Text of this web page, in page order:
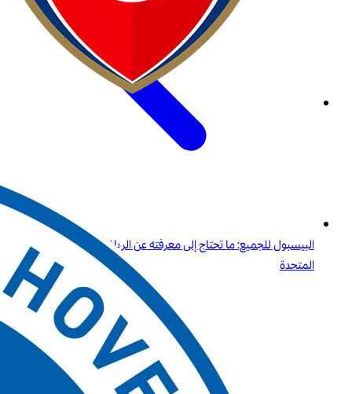
البيسبول للجميع: ما تحتاج إلى معرفته عن الرياضة الأولى في الولايات
المتحدة